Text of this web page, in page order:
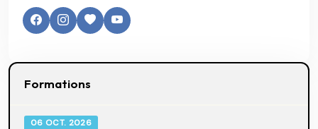
Formations
06 OCT. 2026